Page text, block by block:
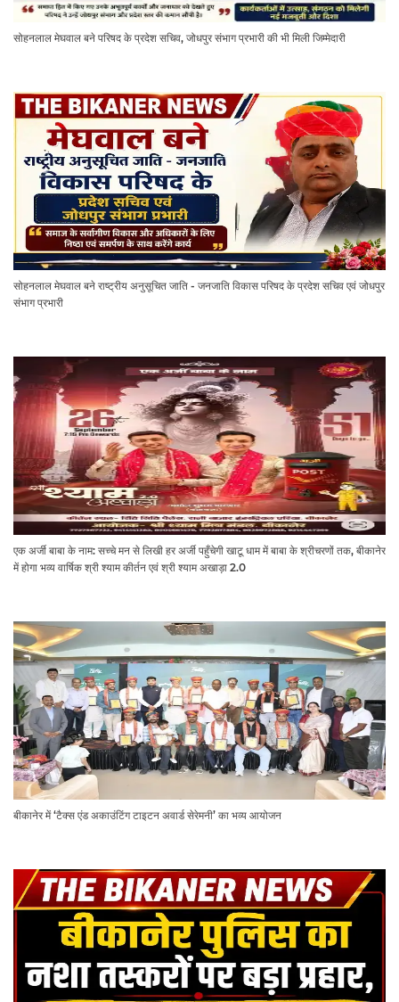
सोहनलाल मेघवाल बने परिषद के प्रदेश सचिव, जोधपुर संभाग प्रभारी की भी मिली जिम्मेदारी
सोहनलाल मेघवाल बने राष्ट्रीय अनुसूचित जाति - जनजाति विकास परिषद के प्रदेश सचिव एवं जोधपुर
संभाग प्रभारी
एक अर्जी बाबा के नाम: सच्चे मन से लिखी हर अर्जी पहुँचेगी खाटू धाम में बाबा के श्रीचरणों तक, बीकानेर
में होगा भव्य वार्षिक श्री श्याम कीर्तन एवं श्री श्याम अखाड़ा 2.0
बीकानेर में ‘टैक्स एंड अकाउंटिंग टाइटन अवार्ड सेरेमनी’ का भव्य आयोजन